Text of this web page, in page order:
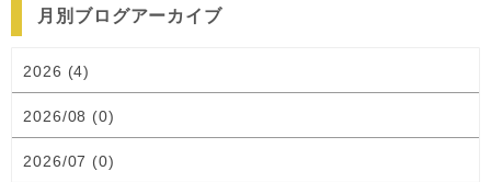
月別ブログアーカイブ
2026 (4)
2026/08 (0)
2026/07 (0)